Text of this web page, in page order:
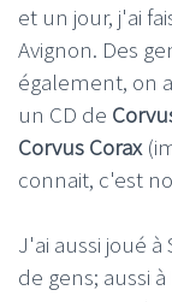
et un jour, j'ai
Avignon. Des
également, on
un CD de
Corvus Corax
connait, c'est
J'ai aussi joué
de gens; aussi à